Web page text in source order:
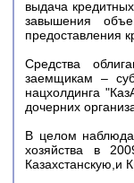
выдача
завышения
предоставления
Средства
заемщикам –
нацхолдинга
дочерних
В целом
хозяйства в
Казахстанскую,и